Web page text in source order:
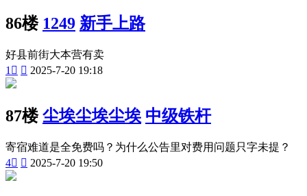
86楼 1249 新手上路
好县前街大本营有卖
1   2025-7-20 19:18
87楼 尘埃尘埃尘埃 中级铁杆
寄宿难道是全免费吗？为什么公告里对费用问题只字未提？
4  2025-7-20 19:50